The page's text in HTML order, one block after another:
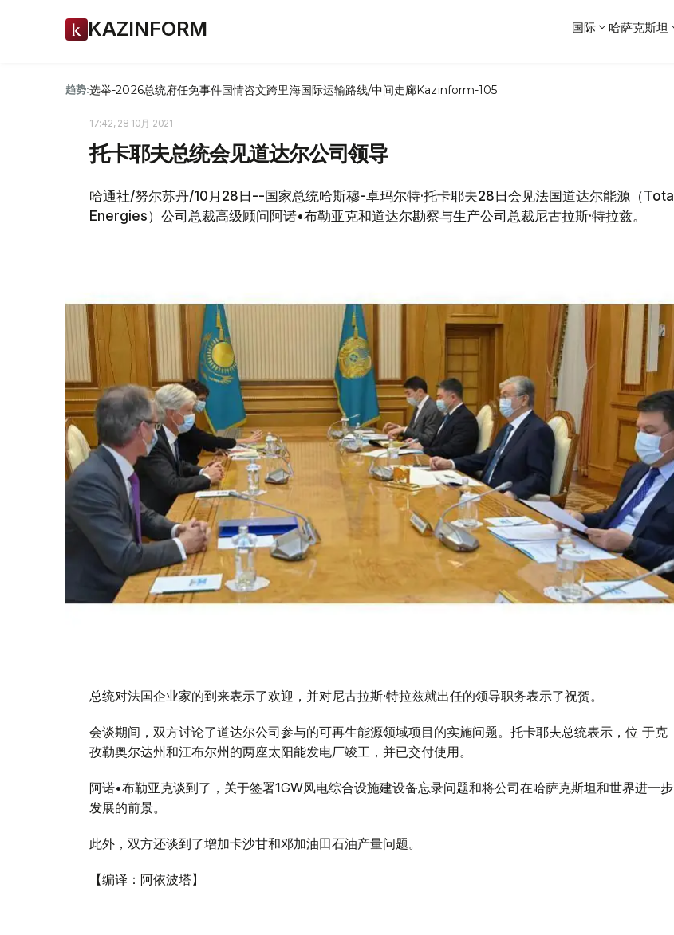
KAZINFORM 国际 哈萨克斯坦
趋势:选举-2026总统府任免事件国情咨文跨里海国际运输路线/中间走廊Kazinform-105
17:42, 28 10月 2021
托卡耶夫总统会见道达尔公司领导
哈通社/努尔苏丹/10月28日--国家总统哈斯穆-卓玛尔特·托卡耶夫28日会见法国道达尔能源（Total
Energies）公司总裁高级顾问阿诺•布勒亚克和道达尔勘察与生产公司总裁尼古拉斯·特拉兹。
总统对法国企业家的到来表示了欢迎，并对尼古拉斯·特拉兹就出任的领导职务表示了祝贺。
会谈期间，双方讨论了道达尔公司参与的可再生能源领域项目的实施问题。托卡耶夫总统表示，位 于克
孜勒奥尔达州和江布尔州的两座太阳能发电厂竣工，并已交付使用。
阿诺•布勒亚克谈到了，关于签署1GW风电综合设施建设备忘录问题和将公司在哈萨克斯坦和世界进一步
发展的前景。
此外，双方还谈到了增加卡沙甘和邓加油田石油产量问题。
【编译：阿依波塔】